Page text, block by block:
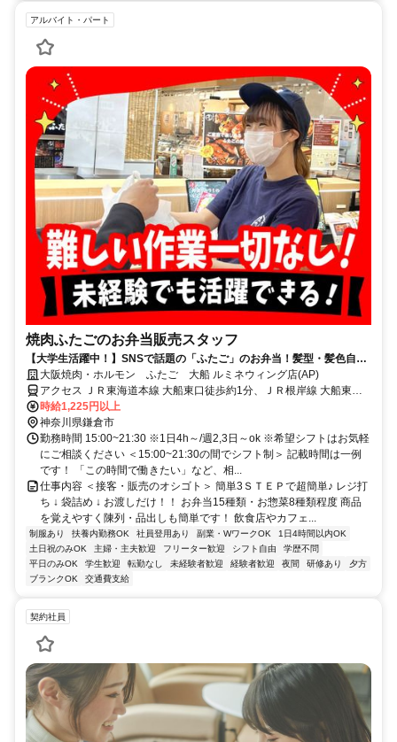
アルバイト・パート
焼肉ふたごのお弁当販売スタッフ
【大学生活躍中！】SNSで話題の「ふたご」のお弁当！髪型・髪色自由
で働ける！週2,3日でライフワークバランス重視！
大阪焼肉・ホルモン ふたご 大船 ルミネウィング店(AP)
アクセス ＪＲ東海道本線 大船東口徒歩約1分、ＪＲ根岸線 大船東口
徒歩約1分、ＪＲ横須賀線/ＪＲ湘南新宿ライン 大船東口徒歩約1分 大
船駅直結（JR東海道本線、JR湘南新宿ライン、JR横須賀線、JR根岸
線、湘南モノレール）
時給1,225円以上
神奈川県鎌倉市
勤務時間 15:00~21:30 ※1日4h～/週2,3日～ok ※希望シフトはお気軽
にご相談ください ＜15:00~21:30の間でシフト制＞ 記載時間は一例
です！ 「この時間で働きたい」など、相...
仕事内容 ＜接客・販売のオシゴト＞ 簡単3ＳＴＥＰで超簡単♪ レジ打
ち ↓ 袋詰め ↓ お渡しだけ！！ お弁当15種類・お惣菜8種類程度 商品
を覚えやすく陳列・品出しも簡単です！ 飲食店やカフェ...
制服あり 扶養内勤務OK 社員登用あり 副業・WワークOK
1日4時間以内OK
土日祝のみOK
主婦・主夫歓迎 フリーター歓迎 シフト自由
学歴不問
平日のみOK
学生歓迎 転勤なし 未経験者歓迎 経験者歓迎 夜間 研修あり
夕方
ブランクOK
交通費支給
契約社員